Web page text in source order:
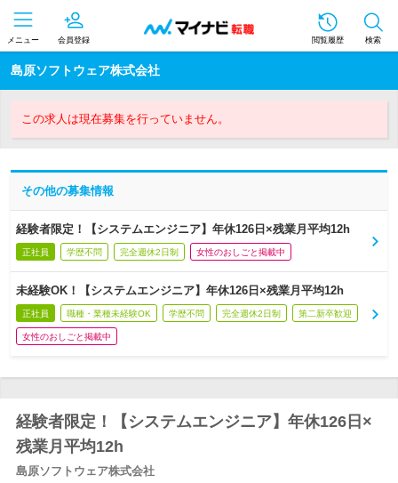
メニュー 会員登録 閲覧履歴 検索
島原ソフトウェア株式会社
この求人は現在募集を行っていません。
その他の募集情報
経験者限定！【システムエンジニア】年休126日×残業月平均12h
正社員 学歴不問 完全週休2日制 女性のおしごと掲載中
未経験OK！【システムエンジニア】年休126日×残業月平均12h
正社員 職種・業種未経験OK 学歴不問 完全週休2日制 第二新卒歓迎
女性のおしごと掲載中
経験者限定！【システムエンジニア】年休126日×
残業月平均12h
島原ソフトウェア株式会社